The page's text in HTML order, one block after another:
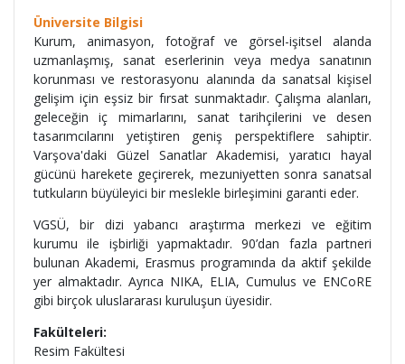
Üniversite Bilgisi
Kurum, animasyon, fotoğraf ve görsel-işitsel alanda
uzmanlaşmış, sanat eserlerinin veya medya sanatının
korunması ve restorasyonu alanında da sanatsal kişisel
gelişim için eşsiz bir fırsat sunmaktadır. Çalışma alanları,
geleceğin iç mimarlarını, sanat tarihçilerini ve desen
tasarımcılarını yetiştiren geniş perspektiflere sahiptir.
Varşova'daki Güzel Sanatlar Akademisi, yaratıcı hayal
gücünü harekete geçirerek, mezuniyetten sonra sanatsal
tutkuların büyüleyici bir meslekle birleşimini garanti eder.
VGSÜ, bir dizi yabancı araştırma merkezi ve eğitim
kurumu ile işbirliği yapmaktadır. 90’dan fazla partneri
bulunan Akademi, Erasmus programında da aktif şekilde
yer almaktadır. Ayrıca NIKA, ELIA, Cumulus ve ENCoRE
gibi birçok uluslararası kuruluşun üyesidir.
Fakülteleri:
Resim Fakültesi